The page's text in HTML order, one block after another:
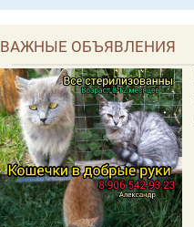
ВАЖНЫЕ ОБЪЯВЛЕНИЯ